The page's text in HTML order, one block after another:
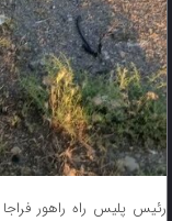
رئیس پلیس راه راهور